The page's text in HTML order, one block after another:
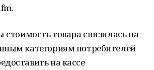
стоимость товара снизилась на
категориям потребителей
на кассе